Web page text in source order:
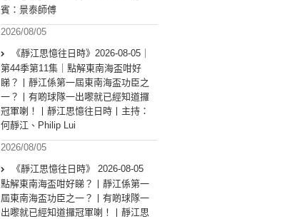
賓：景泰師傅
2026/08/05
《靜江思憶往日時》2026-08-05｜
第44季第11集｜點解東南海盃咁好
睇？丨靜江係第一屆東南海盃功臣之
一？丨有啲球隊一出嚟就已經知道攞
冠軍喇！丨靜江思憶往日時丨主持：
何靜江、Philip Lui
2026/08/05
《靜江思憶往日時》 2026-08-05
點解東南海盃咁好睇？丨靜江係第一
屆東南海盃功臣之一？丨有啲球隊一
出嚟就已經知道攞冠軍喇！丨靜江思